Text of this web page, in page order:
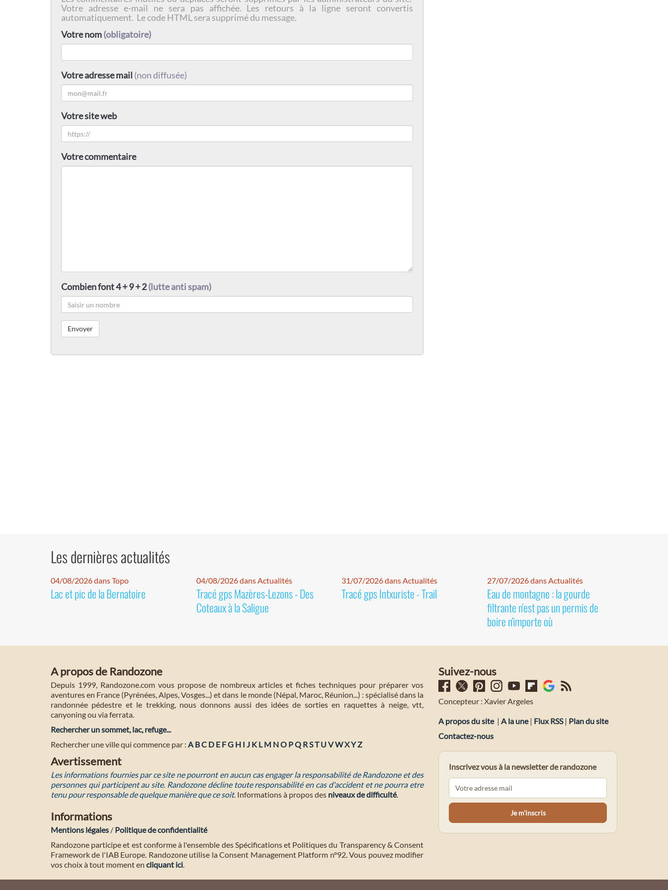
Votre adresse e-mail ne sera pas affichée. Les retours à la ligne seront convertis
automatiquement. Le code HTML sera supprimé du message.
Votre nom(obligatoire)
Votre adresse mail (non diffusée)
Votre site web
Votre commentaire
Combien font 4 + 9 + 2(lutte anti spam)
Les dernières actualités
04/08/2026 dans Topo
Lac et pic de la Bernatoire
04/08/2026 dans Actualités
Tracé gps Mazères-Lezons - Des
Coteaux à la Saligue
31/07/2026 dans Actualités
Tracé gps Intxuriste - Trail
27/07/2026 dans Actualités
Eau de montagne : la gourde
filtrante n'est pas un permis de
boire n'importe où
A propos de Randozone
Depuis 1999, Randozone.com vous propose de nombreux articles et fiches techniques pour préparer vos
aventures en France (Pyrénées, Alpes, Vosges...) et dans le monde (Népal, Maroc, Réunion...) : spécialisé dans la
randonnée pédestre et le trekking, nous donnons aussi des idées de sorties en raquettes à neige, vtt,
canyoning ou via ferrata.
Rechercher un sommet, lac, refuge...
Rechercher une ville qui commence par : A BC D E FG H I J K L M NO PQ RST U VWXYZ
Avertissement
Les informations fournies par ce site ne pourront en aucun cas engager la responsabilité de Randozone et des
personnes qui participent au site. Randozone décline toute responsabilité en cas d'accident et ne pourra etre
tenu pour responsable de quelque manière que ce soit. Informations à propos des niveaux de difficulté.
Informations
Mentions légales / Politique de confidentialité
Randozone participe et est conforme à l'ensemble des Spécifications et Politiques du Transparency & Consent
Framework de l'IAB Europe. Randozone utilise la Consent Management Platform n°92. Vous pouvez modifier
vos choix à tout moment en cliquant ici.
Suivez-nous
Concepteur : Xavier Argeles
A propos du site | A la une| Flux RSS| Plan du site
Contactez-nous
Inscrivez vous à la newsletter de randozone